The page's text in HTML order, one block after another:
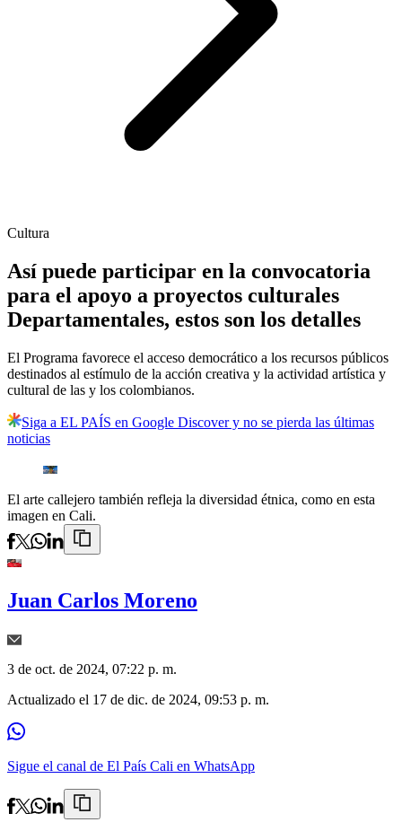
Cultura
Así puede participar en la convocatoria
para el apoyo a proyectos culturales
Departamentales, estos son los detalles
El Programa favorece el acceso democrático a los recursos públicos
destinados al estímulo de la acción creativa y la actividad artística y
cultural de las y los colombianos.
Siga a EL PAÍS en Google Discover y no se pierda las últimas
noticias
El arte callejero también refleja la diversidad étnica, como en esta
imagen en Cali.
Juan Carlos Moreno
3 de oct. de 2024, 07:22 p. m.
Actualizado el 17 de dic. de 2024, 09:53 p. m.
Sigue el canal de El País Cali en WhatsApp